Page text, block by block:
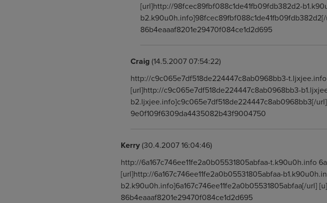
[url]http://98fcec89fbf088c1de41fb09fdb382d2-
86b4eaaaf8201e29470f084ce1d2d695
Craig(14.5.2007 07:54:22)
http://c9c065e7df518de224447c8ab0968bb3-
[url]http://c9c065e7df518de224447c8ab0968bb3-
b2.ljxjee.info]c9c065e7df518de224447c8ab0968bb3[/
9e0f109f6309da4435082b43f9004750
Kerry(30.4.2007 16:04:46)
http://6a167c746ee11fe2a0b05531805abfaa-t.k90u0h.info
[url]http://6a167c746ee11fe2a0b05531805abfaa-
b2.k90u0h.info]6a167c746ee11fe2a0b05531805abfaa[/url]
86b4eaaaf8201e29470f084ce1d2d695